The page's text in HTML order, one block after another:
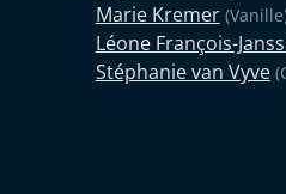
Marie Kremer
Léone François-
Stéphanie van Vyve